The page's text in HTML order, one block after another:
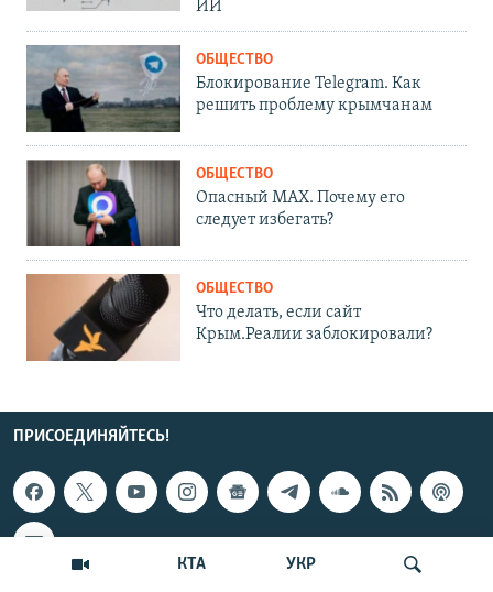
КТА УКР
ИИ
ОБЩЕСТВО
Блокирование Telegram. Как
решить проблему крымчанам
ОБЩЕСТВО
Опасный MAX. Почему его
следует избегать?
ОБЩЕСТВО
Что делать, если сайт
Крым.Реалии заблокировали?
ПРИСОЕДИНЯЙТЕСЬ!